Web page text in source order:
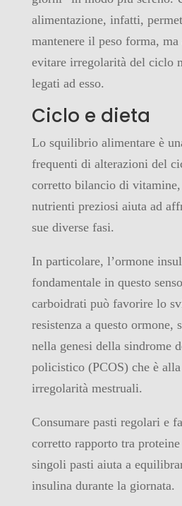
alimentazione, infatti,
mantenere il peso forma, ma
evitare irregolarità del ciclo
legati ad esso.
Ciclo e dieta
Lo squilibrio alimentare è
frequenti di alterazioni del
corretto bilancio di
nutrienti preziosi aiuta ad
sue diverse fasi.
In particolare, l’ormone
fondamentale in questo
carboidrati può favorire lo
resistenza a questo ormone,
nella genesi della sindrome
policistico (PCOS) che è
irregolarità mestruali.
Consumare pasti regolari e
corretto rapporto tra
singoli pasti aiuta a
insulina durante la giornata.